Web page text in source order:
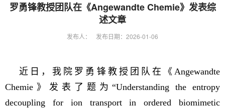
罗勇锋教授团队在《Angewandte Chemie》发表综
述文章
发布人： 发布日期：2026-01-06
近日，我院罗勇锋教授团队在《Angewandte
Chemie》发表了题为“Understanding the entropy
decoupling for ion transport in ordered biomimetic